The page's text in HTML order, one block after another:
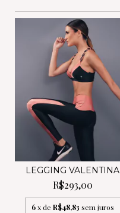
LEGGING VALENTINA
R$293,00
6 x de R$48,83 sem juros